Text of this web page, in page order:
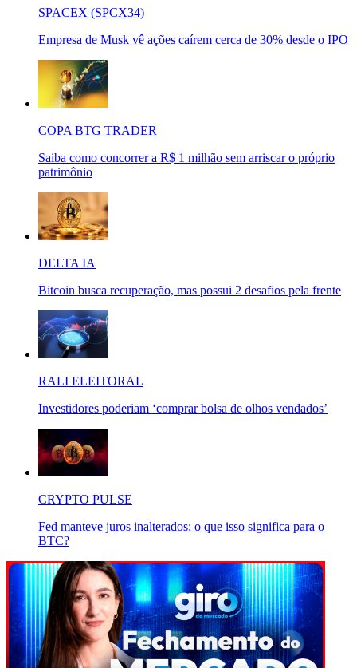
SPACEX (SPCX34)
Empresa de Musk vê ações caírem cerca de 30% desde o IPO
COPA BTG TRADER
Saiba como concorrer a R$ 1 milhão sem arriscar o próprio
patrimônio
DELTA IA
Bitcoin busca recuperação, mas possui 2 desafios pela frente
RALI ELEITORAL
Investidores poderiam ‘comprar bolsa de olhos vendados’
CRYPTO PULSE
Fed manteve juros inalterados: o que isso significa para o
BTC?